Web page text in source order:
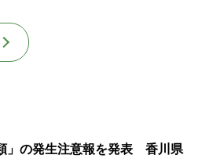
」の発生注意報を発表 香川県